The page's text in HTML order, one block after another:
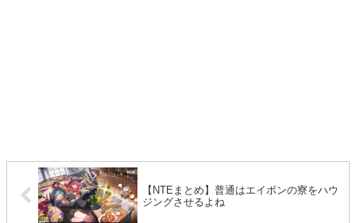
【NTEまとめ】普通はエイボンの寮をハウ
ジングさせるよね